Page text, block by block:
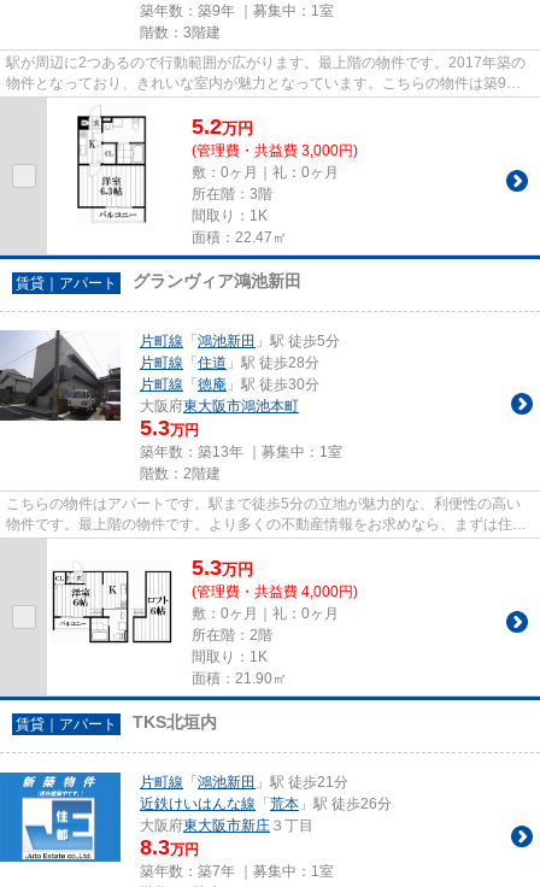
築年数：築9年 ｜募集中： 1室
階数：3階建
駅が周辺に2つあるので行動範囲が広がります。最上階の物件です。2017年築の
物件となっており、きれいな室内が魅力となっています。こちらの物件は築9年
ですが、充実の設備が整ってい...
5.2万円
(管理費・共益費 3,000円)
敷：0ヶ月｜礼：0ヶ月
所在階：3階
間取り：1K
面積：22.47㎡
賃貸｜アパート グランヴィア鴻池新田
片町線 「 鴻池新田 」駅 徒歩5分
片町線 「 住道 」駅 徒歩28分
片町線 「 徳庵 」駅 徒歩30分
大阪府東大阪市鴻池本町
5.3万円
築年数：築13年 ｜募集中： 1室
階数：2階建
こちらの物件はアパートです。駅まで徒歩5分の立地が魅力的な、利便性の高い
物件です。最上階の物件です。より多くの不動産情報をお求めなら、まずは住都
5.3万円
(管理費・共益費 4,000円)
敷：0ヶ月｜礼：0ヶ月
所在階：2階
間取り：1K
面積：21.90㎡
賃貸｜アパート TKS北垣内
片町線 「 鴻池新田 」駅 徒歩21分
近鉄けいはんな線 「 荒本 」駅 徒歩26分
大阪府東大阪市新庄 ３丁目
8.3万円
築年数：築7年 ｜募集中： 1室